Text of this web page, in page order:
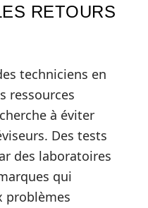
RETOURS
techniciens en
ressources
à éviter
Des tests
des laboratoires
qui
problèmes